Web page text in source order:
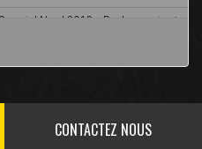
CONTACTEZ NOUS